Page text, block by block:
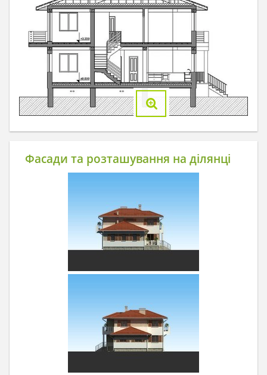
Фасади та розташування на ділянці